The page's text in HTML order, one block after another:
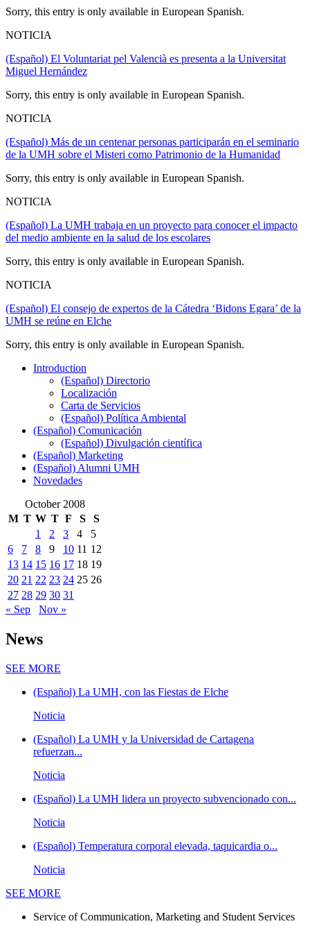
Sorry, this entry is only available in European Spanish.
NOTICIA
(Español) El Voluntariat pel Valencià es presenta a la Universitat
Miguel Hernández
Sorry, this entry is only available in European Spanish.
NOTICIA
(Español) Más de un centenar personas participarán en el seminario
de la UMH sobre el Misteri como Patrimonio de la Humanidad
Sorry, this entry is only available in European Spanish.
NOTICIA
(Español) La UMH trabaja en un proyecto para conocer el impacto
del medio ambiente en la salud de los escolares
Sorry, this entry is only available in European Spanish.
NOTICIA
(Español) El consejo de expertos de la Cátedra ‘Bidons Egara’ de la
UMH se reúne en Elche
Sorry, this entry is only available in European Spanish.
Introduction
Introduction(Español) Directorio
Localización
Carta de Servicios
(Español) Política Ambiental
(Español) Comunicación
(Español)
Comunicación
(Español) Divulgación científica
(Español) Marketing
(Español) Alumni UMH
Novedades
October 2008
M T W T F S
S
1
2 3 4
5
6
7 8 9 10 11 12
13 14 15 16 17 18 19
20 21 22 23 24 25 26
27 28 29 30 31
« Sep
Nov »
News
SEE MORE
(Español) La UMH, con las Fiestas de Elche
Noticia
(Español) La UMH y la Universidad de Cartagena
refuerzan...
Noticia
(Español) La UMH lidera un proyecto subvencionado con...
Noticia
(Español) Temperatura corporal elevada, taquicardia o...
Noticia
SEE MORE
Service of Communication, Marketing and Student Services